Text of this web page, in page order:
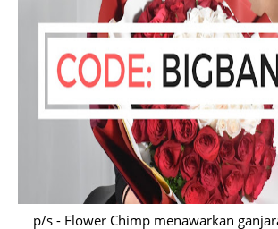
p/s - Flower Chimp menawarkan